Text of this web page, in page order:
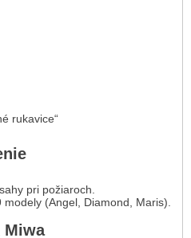
rukavice“
pri požiaroch.
(Angel, Diamond, Maris).
Miwa